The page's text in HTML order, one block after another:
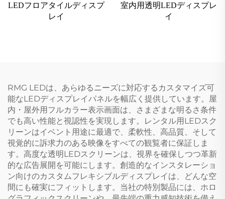
LEDフロアタイルディスプ
レイ
室内用透明LEDディスプレ
イ
RMG LEDは、あらゆるニーズに対応するカスタマイズ可
能なLEDディスプレイパネルを幅広く提供しています。屋
内・屋外用フルカラー表示画面は、さまざまな明るさ条件
でも高い性能と視認性を実現します。レンタル用LEDスク
リーンはイベント用途に最適で、柔軟性、高品質、そして
視覚的に訴求力のある映像をすべての観覧者に保証しま
す。高度な透明LEDスクリーンは、視界を確保しつつ革新
的な広告展開を可能にします。創造的なインスタレーショ
ン向けのカスタムフレキシブルディスプレイは、どんな空
間にも確実にフィットします。当社の特別製品には、ホロ